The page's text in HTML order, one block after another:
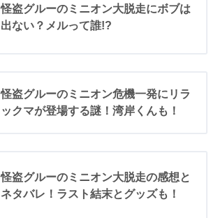
怪盗グルーのミニオン大脱走にボブは
出ない？メルって誰!?
怪盗グルーのミニオン危機一発にリラ
ックマが登場する謎！湾岸くんも！
怪盗グルーのミニオン大脱走の感想と
ネタバレ！ラスト結末とグッズも！